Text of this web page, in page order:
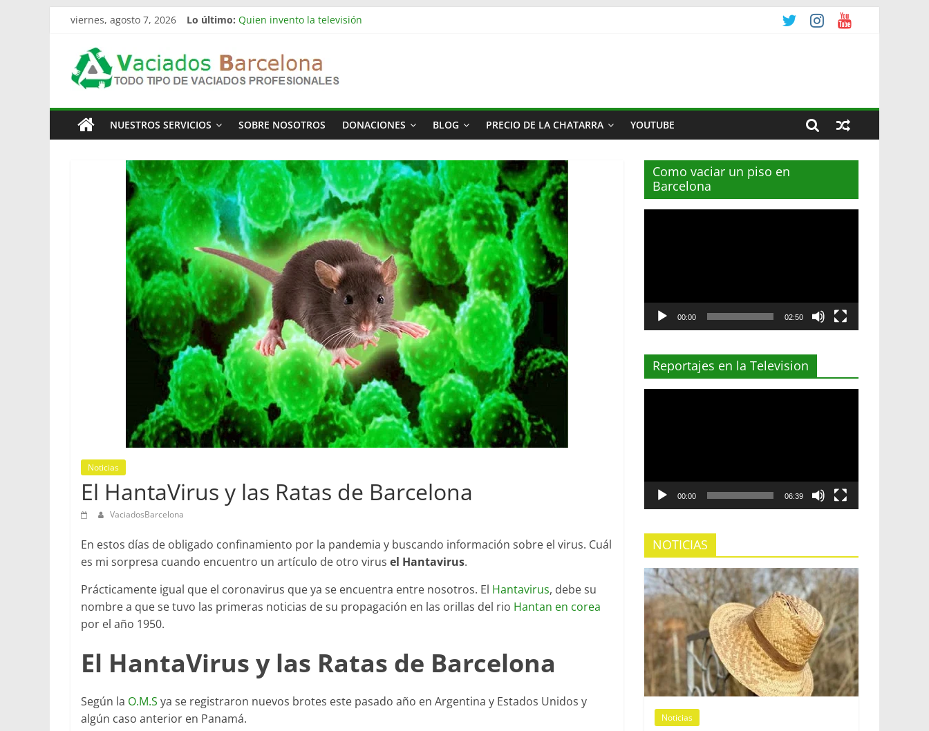
Saltar
contenido
viernes, agosto 7, 2026 Lo último: Quien invento la televisión
Vaciamos Masías: vaciado de pisos, locales, naves y propiedades completas
La televisión más cara del mundo
Vaciado
Pisos
Barcelona
NUESTROS SERVICIOS SOBRE NOSOTROS DONACIONES BLOG PRECIO DE LA CHATARRA YOUTUBE
Noticias
El HantaVirus y las Ratas de Barcelona
VaciadosBarcelona
En estos días de obligado confinamiento por la pandemia y buscando información sobre el virus. Cuál
es mi sorpresa cuando encuentro un artículo de otro virus el Hantavirus.
Prácticamente igual que el coronavirus que ya se encuentra entre nosotros. El Hantavirus, debe su
nombre a que se tuvo las primeras noticias de su propagación en las orillas del rio Hantan en corea
por el año 1950.
El HantaVirus y las Ratas de Barcelona
Según la O.M.S ya se registraron nuevos brotes este pasado año en Argentina y Estados Unidos y
algún caso anterior en Panamá.
Como vaciar un piso en
Barcelona
00:00 02:50
Reportajes en la Television
00:00 06:39
NOTICIAS
Noticias